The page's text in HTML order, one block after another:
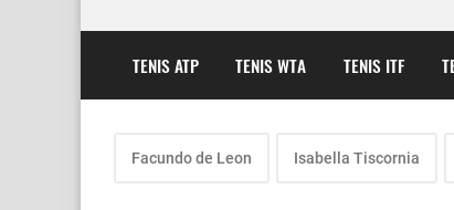
TENIS ATP TENIS WTA TENIS ITF
Facundo de Leon Isabella Tiscornia